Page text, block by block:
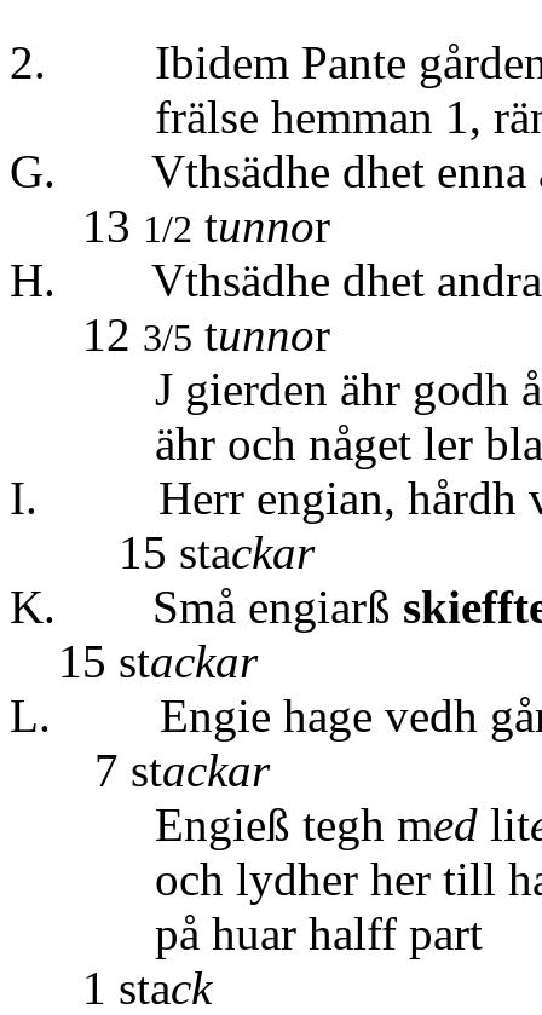
2. Ibidem Pante gården
frälse hemman 1,
G. Vthsädhe dhet enna
13 1/2 tunnor
H. Vthsädhe
12 3/5 tunnor
J gierden ähr godh
ähr och någet ler
I. Herr
15 stackar
K. Små engiarß
15 stackar
L. Engie hage
7 stackar
Engieß tegh med lit
och lydher her till
på
1 stack